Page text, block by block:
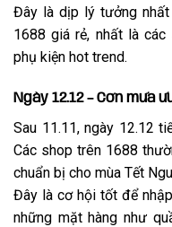
Đây là dịp lý tưởng nhất
1688 giá rẻ, nhất là
phụ kiện hot trend.
Ngày 12.12 – Cơn mưa
Sau 11.11, ngày 12.12
Các shop trên 1688
chuẩn bị cho mùa Tết
Đây là cơ hội tốt để
những mặt hàng như